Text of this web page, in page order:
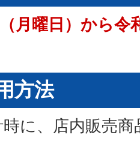
月曜日）から
方法
に、店内販売